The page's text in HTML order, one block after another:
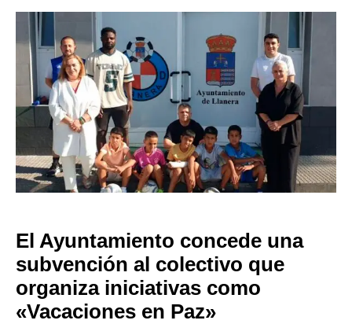
El Ayuntamiento concede una
subvención al colectivo que
organiza iniciativas como
«Vacaciones en Paz»